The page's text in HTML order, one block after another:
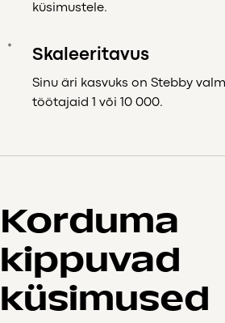
küsimustele.
Skaleeritavus
Sinu äri kasvuks on Stebby
töötajaid 1 või 10 000.
Korduma
kippuvad
küsimused